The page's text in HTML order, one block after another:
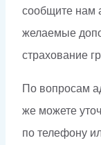
сообщите нам
желаемые
страхование
По вопросам
же можете
по телефону